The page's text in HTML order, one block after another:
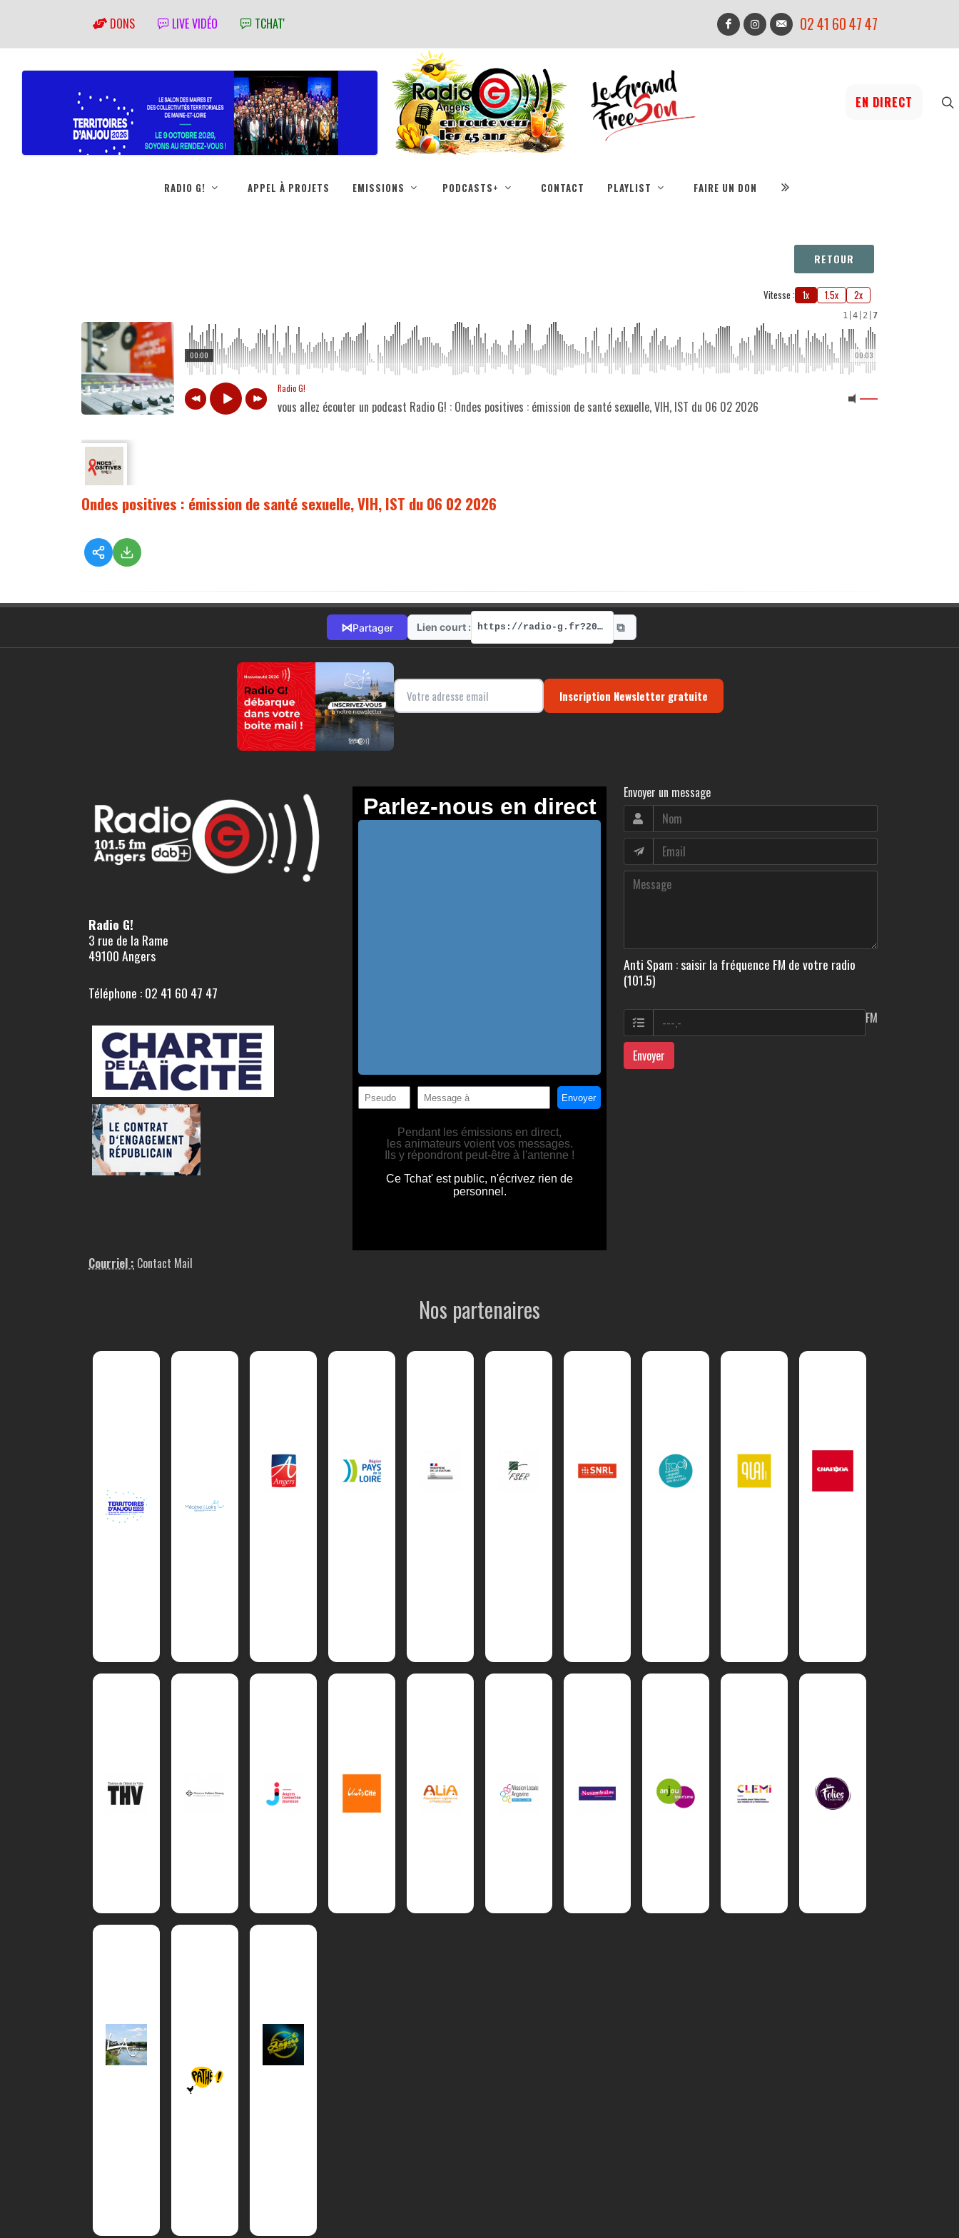
DONS LIVE VIDÉO TCHAT' 02 41 60 47 47
EN DIRECT
RADIO G! APPEL À PROJETS EMISSIONS PODCASTS+ CONTACT PLAYLIST FAIRE UN DON
RETOUR
Vitesse : 1x 1.5x 2x
1 4 2 7
00:03
00:00
Radio G!
vous allez écouter un podcast Radio G! : Ondes positives : émission de santé sexuelle, VIH, IST du 06 02 2026
Ondes positives : émission de santé sexuelle, VIH, IST du 06 02 2026
⋈Partager Lien court : https://radio-g.fr?20718 ⧉
Inscription Newsletter gratuite
Radio G!
3 rue de la Rame
49100 Angers
Téléphone : 02 41 60 47 47
Courriel : Contact Mail
Envoyer un message
Anti Spam : saisir la fréquence FM de votre radio
(101.5)
FM
Envoyer
Nos partenaires